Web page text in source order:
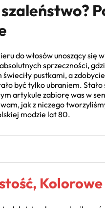
do włosów unoszący się
sprzeczności,
świeciły pustkami, a
być tylko ubraniem.
artykule zabiorę was w
jak z niczego
modzie lat 80.